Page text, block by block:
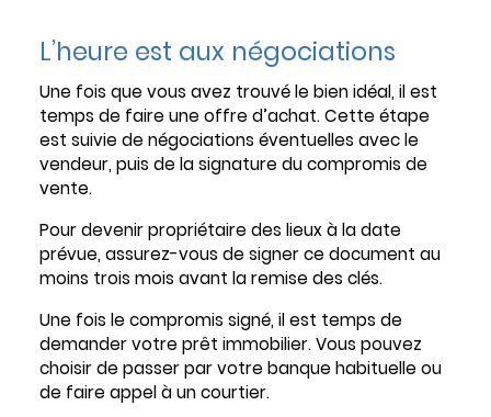
L’heure est aux négociations
Une fois que vous avez trouvé le bien idéal, il est
temps de faire une offre d’achat. Cette étape
est suivie de négociations éventuelles avec le
vendeur, puis de la signature du compromis de
vente.
Pour devenir propriétaire des lieux à la date
prévue, assurez-vous de signer ce document au
moins trois mois avant la remise des clés.
Une fois le compromis signé, il est temps de
demander votre prêt immobilier. Vous pouvez
choisir de passer par votre banque habituelle ou
de faire appel à un courtier.